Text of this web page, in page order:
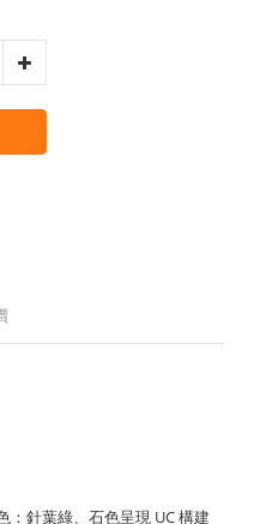
：針葉綠、石色呈現 UC 構建